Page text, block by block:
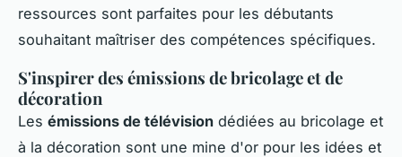
ressources sont parfaites pour les débutants
souhaitant maîtriser des compétences spécifiques.
S'inspirer des émissions de bricolage et de
décoration
Les émissions de télévision dédiées au bricolage et
à la décoration sont une mine d'or pour les idées et